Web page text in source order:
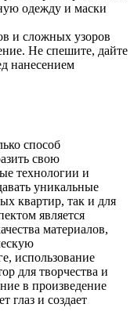
одежду и маски
и сложных узоров
Не спешите, дайте
нанесением
способ
свою
технологии и
уникальные
квартир, так и для
является
материалов,
использование
для творчества и
в произведение
глаз и создает